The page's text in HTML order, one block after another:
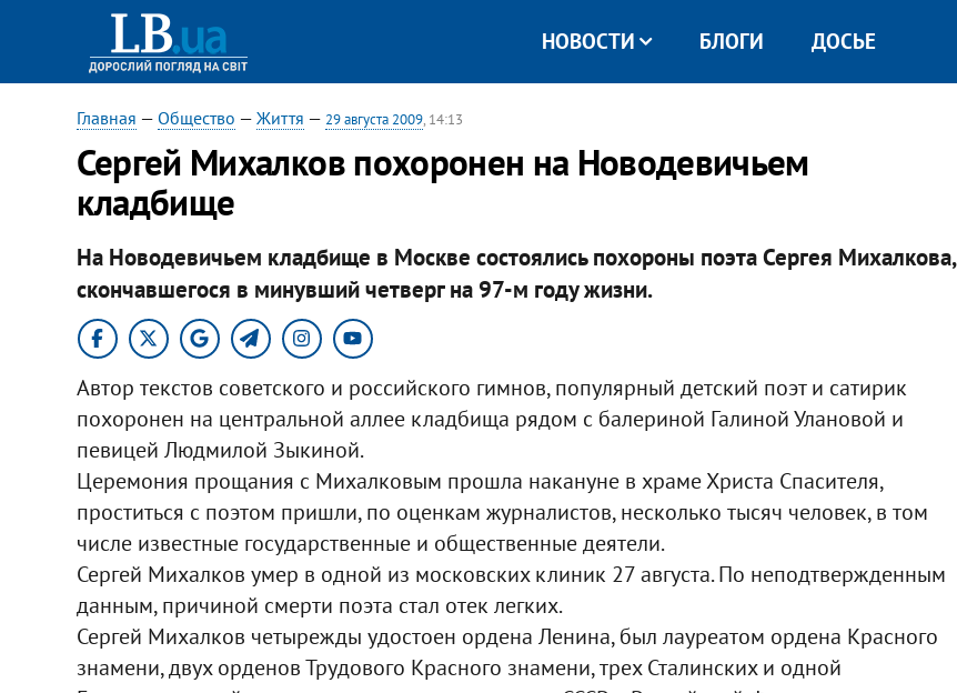
НОВОСТИ БЛОГИ ДОСЬЕ
Главная — Общество — Життя — 29 августа 2009, 14:13
Сергей Михалков похоронен на Новодевичьем
кладбище
На Новодевичьем кладбище в Москве состоялись похороны поэта Сергея Михалкова,
скончавшегося в минувший четверг на 97-м году жизни.
Автор текстов советского и российского гимнов, популярный детский поэт и сатирик
похоронен на центральной аллее кладбища рядом с балериной Галиной Улановой и
певицей Людмилой Зыкиной.
Церемония прощания с Михалковым прошла накануне в храме Христа Спасителя,
проститься с поэтом пришли, по оценкам журналистов, несколько тысяч человек, в том
числе известные государственные и общественные деятели.
Сергей Михалков умер в одной из московских клиник 27 августа. По неподтвержденным
данным, причиной смерти поэта стал отек легких.
Сергей Михалков четырежды удостоен ордена Ленина, был лауреатом ордена Красного
знамени, двух орденов Трудового Красного знамени, трех Сталинских и одной